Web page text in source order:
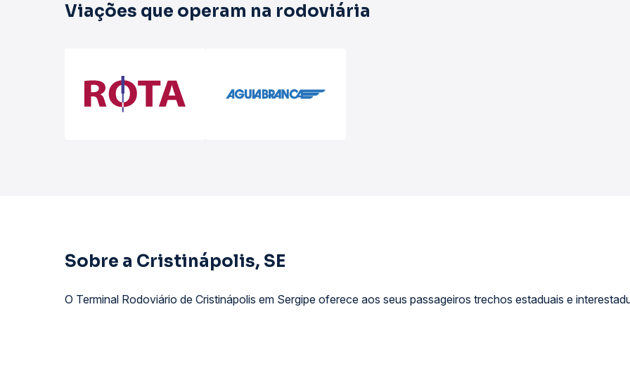
Viações que operam na rodoviária
Sobre a Cristinápolis, SE
O Terminal Rodoviário de Cristinápolis em Sergipe oferece aos seus passageiros trechos estaduais e